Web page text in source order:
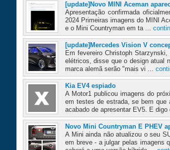
[update]Novo MINI Aceman
Apresentação confirmada
2024 Primeiras imagens do MINI
e o Mini Countryman em ta ...
[update]Mercedes Vision V
Em fevereiro Christoph
elétricos, disse que o design atual
marca alemã serão "mais vi ...
Kia EV4 espiado
A Motor1 publicou imagens do
em testes de estrada, se bem
acabado de apresentar EV5. E digo
Novo Mini Countryman E PHEV
A Mini ainda não atualizou o seu
em breve - a julgar pelas imagens